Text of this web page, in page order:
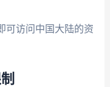
可访问中国大陆的资